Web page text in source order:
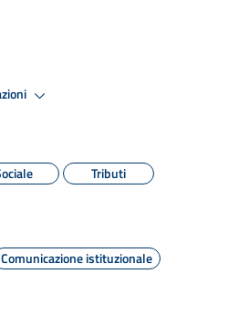
Tributi
Comunicazione istituzionale